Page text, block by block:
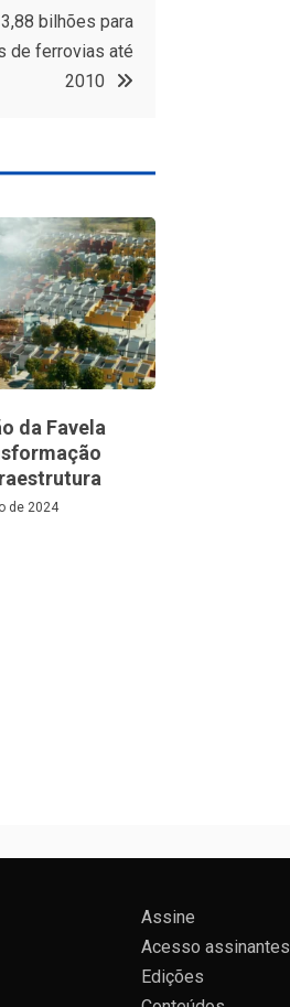
bilhões para
de ferrovias até
2010
da Favela
de 2024
Assine
Acesso assinantes
Edições